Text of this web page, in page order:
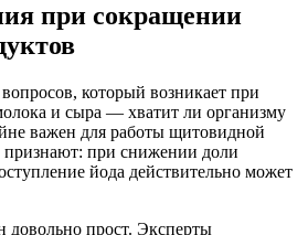
при сокращении
который возникает при
и сыра — хватит ли организму
важен для работы щитовидной
признают: при снижении доли
йода действительно может
довольно прост. Эксперты